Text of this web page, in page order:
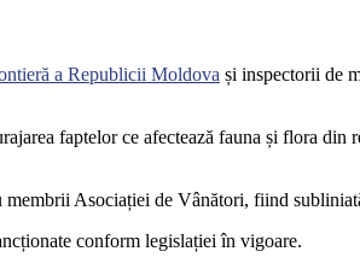
a Republicii Moldova și inspectorii de
faptelor ce afectează fauna și flora
Asociației de Vânători, fiind
conform legislației în vigoare.